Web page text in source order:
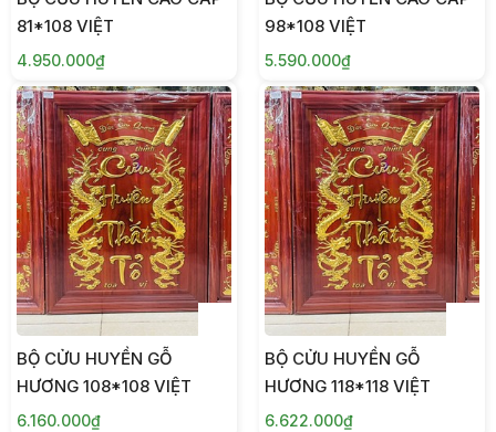
81*108 VIỆT
4.950.000₫
98*108 VIỆT
5.590.000₫
BỘ CỬU HUYỀN GỖ
HƯƠNG 108*108 VIỆT
6.160.000₫
BỘ CỬU HUYỀN GỖ
HƯƠNG 118*118 VIỆT
6.622.000₫